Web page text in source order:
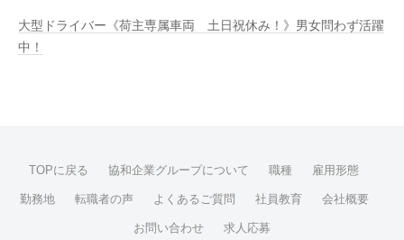
大型ドライバー《荷主専属車両 土日祝休み！》男女問わず活躍
中！
TOPに戻る 協和企業グループについて 職種 雇用形態
勤務地 転職者の声 よくあるご質問 社員教育 会社概要
お問い合わせ 求人応募